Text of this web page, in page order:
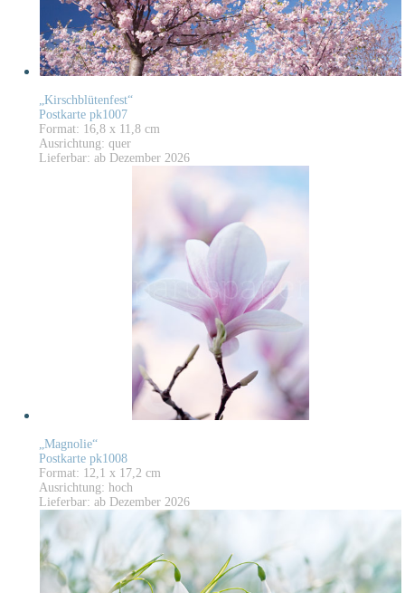
„Kirschblütenfest“
Postkarte pk1007
Format: 16,8 x 11,8 cm
Ausrichtung: quer
Lieferbar: ab Dezember 2026
„Magnolie“
Postkarte pk1008
Format: 12,1 x 17,2 cm
Ausrichtung: hoch
Lieferbar: ab Dezember 2026